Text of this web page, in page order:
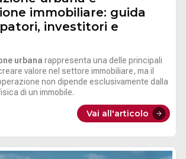
immobiliare: guida
investitori e
urbana rappresenta una delle principali
valore nel settore immobiliare, ma il
non dipende esclusivamente dalla
di un immobile.
Vai all'articolo